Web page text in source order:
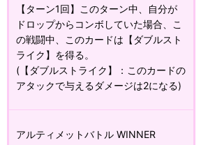
【ターン1回】このターン中、自分が
ドロップからコンボしていた場合、こ
の戦闘中、このカードは【ダブルスト
ライク】を得る。
(【ダブルストライク】：このカードの
アタックで与えるダメージは2になる)
アルティメットバトル WINNER